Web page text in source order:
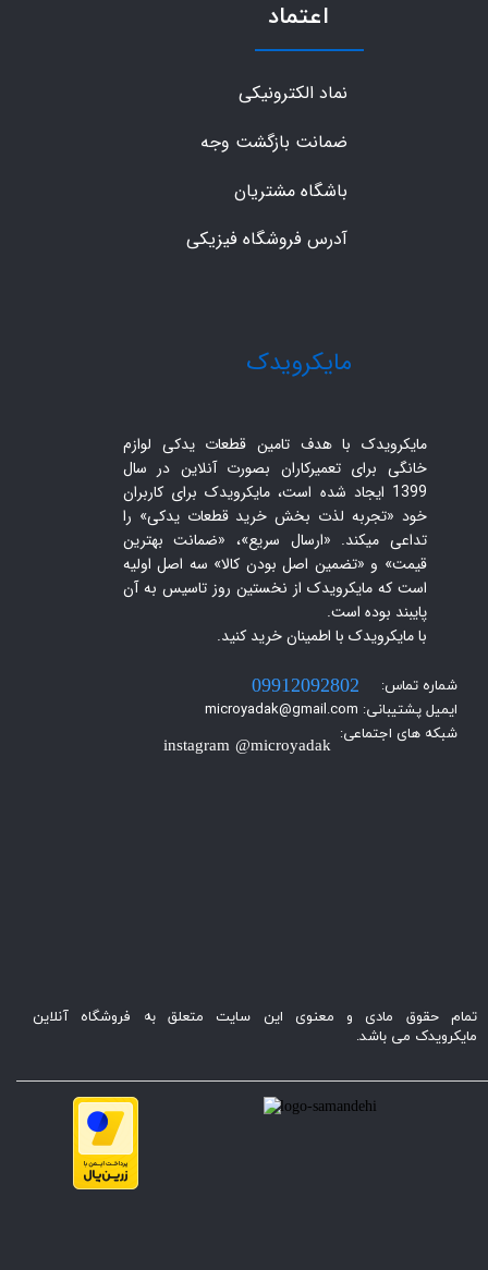
مایکرویدک با هدف تامین قطعات یدکی لوازم
خانگی برای تعمیرکاران بصورت آنلاین در سال
1399 ایجاد شده است، مایکرویدک برای کاربران
خود «تجربه لذت بخش خرید قطعات یدکی» را
تداعی میکند. «ارسال سریع»، «ضمانت بهترین
قیمت» و «تضمین اصل بودن کالا» سه اصل اولیه
است که مایکرویدک از نخستین روز تاسیس به آن
پایبند بوده است.
با مایکرویدک با اطمینان خرید کنید.​​​​​​​
شماره تماس:
ایمیل پشتیبانی: microyadak@gmail.com
شبکه های اجتماعی:
​مایکرویدک
instagram @microyadak
09912092802
تمام حقوق مادی و معنوی این سایت متعلق به فروشگاه آنلاین
مایکرویدک می باشد.
اعتماد
نماد الکترونیکی
ضمانت بازگشت وجه
باشگاه مشتریان
آدرس فروشگاه فیزیکی